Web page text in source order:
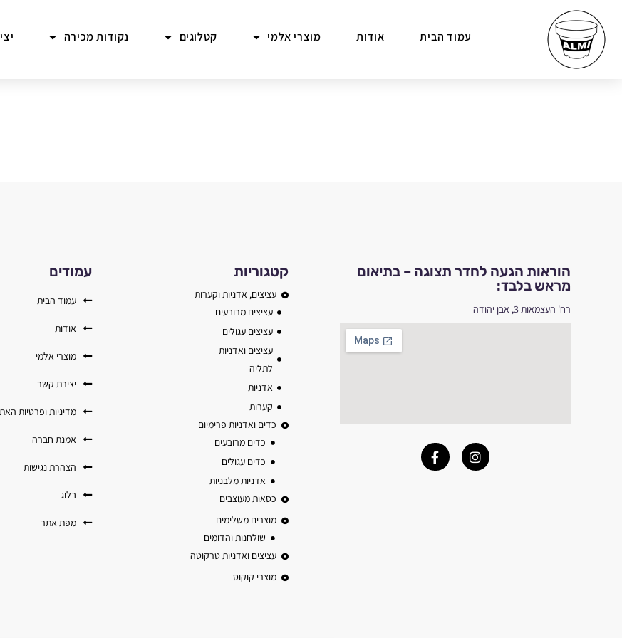
עמוד הבית אודות מוצרי אלמי קטלוגים נקודות מכירה
הוראות הגעה לחדר תצוגה – בתיאום
מראש בלבד:
רח' העצמאות 3, אבן יהודה
קטגוריות
עציצים, אדניות וקערות
עציצים מרובעים
עציצים עגולים
עציצים ואדניות
לתליה
אדניות
קערות
כדים ואדניות פרימיום
כדים מרובעים
כדים עגולים
אדניות מלבניות
כסאות מעוצבים
מוצרים משלימים
שולחנות והדומים
עציצים ואדניות טרקוטה
מוצרי קוקוס
עמודים
עמוד הבית
אודות
מוצרי אלמי
יצירת קשר
מדיניות ופרטיות
אמנת חברה
הצהרת נגישות
בלוג
מפת אתר